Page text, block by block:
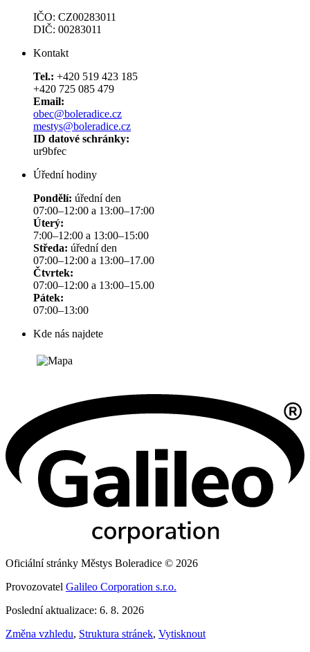
IČO: CZ00283011
DIČ: 00283011
Kontakt
Tel.: +420 519 423 185
+420 725 085 479
Email:
obec@boleradice.cz
mestys@boleradice.cz
ID datové schránky:
ur9bfec
Úřední hodiny
Pondělí: úřední den
07:00–12:00 a 13:00–17:00
Úterý:
7:00–12:00 a 13:00–15:00
Středa: úřední den
07:00–12:00 a 13:00–17.00
Čtvrtek:
07:00–12:00 a 13:00–15.00
Pátek:
07:00–13:00
Kde nás najdete
Oficiální stránky Městys Boleradice © 2026
Provozovatel Galileo Corporation s.r.o.
Poslední aktualizace: 6. 8. 2026
Změna vzhledu, Struktura stránek, Vytisknout